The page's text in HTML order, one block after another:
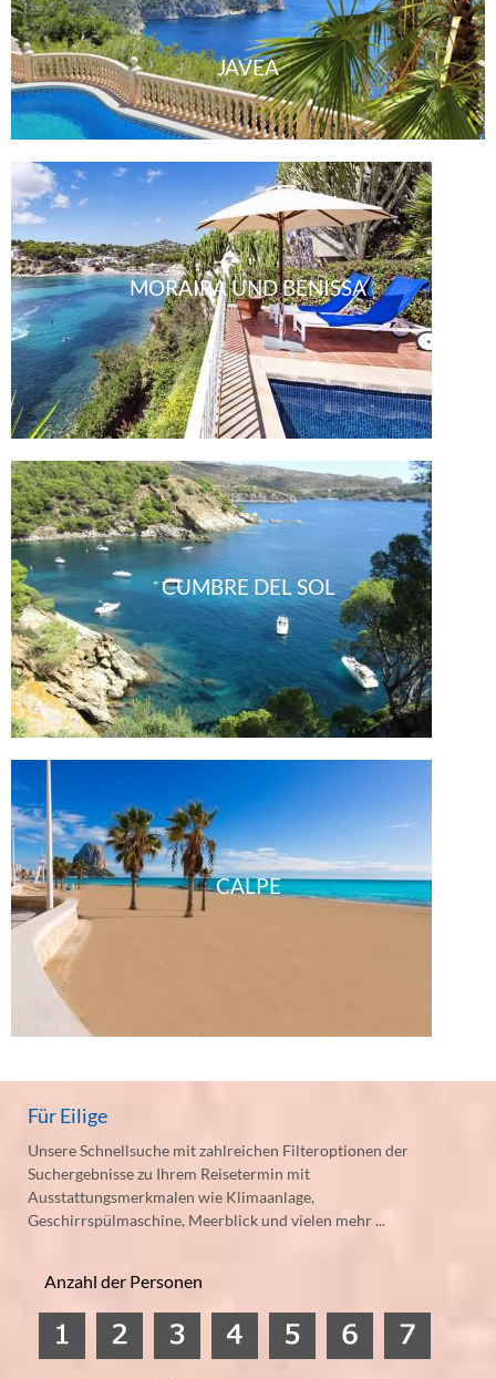
JAVEA
MORAIRA UND BENISSA
CUMBRE DEL SOL
CALPE
Für Eilige
Unsere Schnellsuche mit zahlreichen Filteroptionen der
Suchergebnisse zu Ihrem Reisetermin mit
Ausstattungsmerkmalen wie Klimaanlage,
Geschirrspülmaschine, Meerblick und vielen mehr ...
Anzahl der Personen